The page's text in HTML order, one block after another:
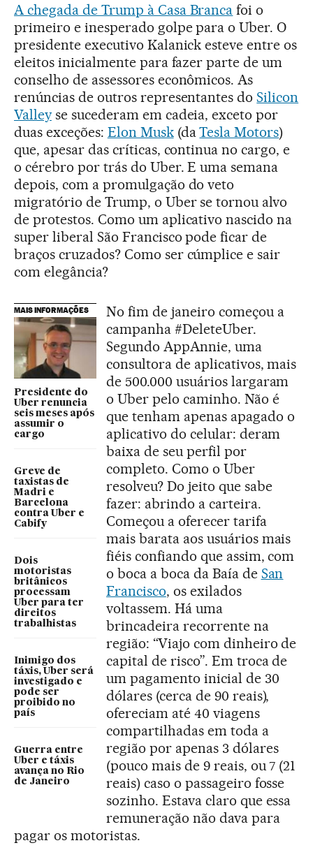
A chegada de Trump à Casa Branca foi o
primeiro e inesperado golpe para o Uber. O
presidente executivo Kalanick esteve entre os
eleitos inicialmente para fazer parte de um
conselho de assessores econômicos. As
renúncias de outros representantes doSilicon
Valleyse sucederam em cadeia, exceto por
duas exceções: Elon Musk(daTesla Motors)
que, apesar das críticas, continua no cargo, e
o cérebro por trás do Uber. E uma semana
depois, com a promulgação do veto
migratório de Trump, o Uber se tornou alvo
de protestos. Como um aplicativo nascido na
super liberal São Francisco pode ficar de
braços cruzados? Como ser cúmplice e sair
com elegância?
MAIS INFORMAÇÕES
Presidente do
Uber renuncia
seis meses após
assumir o
cargo
Greve de
taxistas de
Madri e
Barcelona
contra Uber e
Cabify
Dois
motoristas
britânicos
processam
Uber para ter
direitos
trabalhistas
Inimigo dos
táxis, Uber será
investigado e
pode ser
proibido no
país
Guerra entre
Uber e táxis
avança no Rio
de Janeiro
No fim de janeiro começou a
campanha #DeleteUber.
Segundo AppAnnie, uma
consultora de aplicativos, mais
de 500.000 usuários largaram
o Uber pelo caminho. Não é
que tenham apenas apagado o
aplicativo do celular: deram
baixa de seu perfil por
completo. Como o Uber
resolveu? Do jeito que sabe
fazer: abrindo a carteira.
Começou a oferecer tarifa
mais barata aos usuários mais
fiéis confiando que assim, com
o boca a boca da Baía de San
Francisco, os exilados
voltassem. Há uma
brincadeira recorrente na
região: “Viajo com dinheiro de
capital de risco”. Em troca de
um pagamento inicial de 30
dólares (cerca de 90 reais),
ofereciam até 40 viagens
compartilhadas em toda a
região por apenas 3 dólares
(pouco mais de 9 reais, ou 7 (21
reais) caso o passageiro fosse
sozinho. Estava claro que essa
remuneração não dava para
pagar os motoristas.